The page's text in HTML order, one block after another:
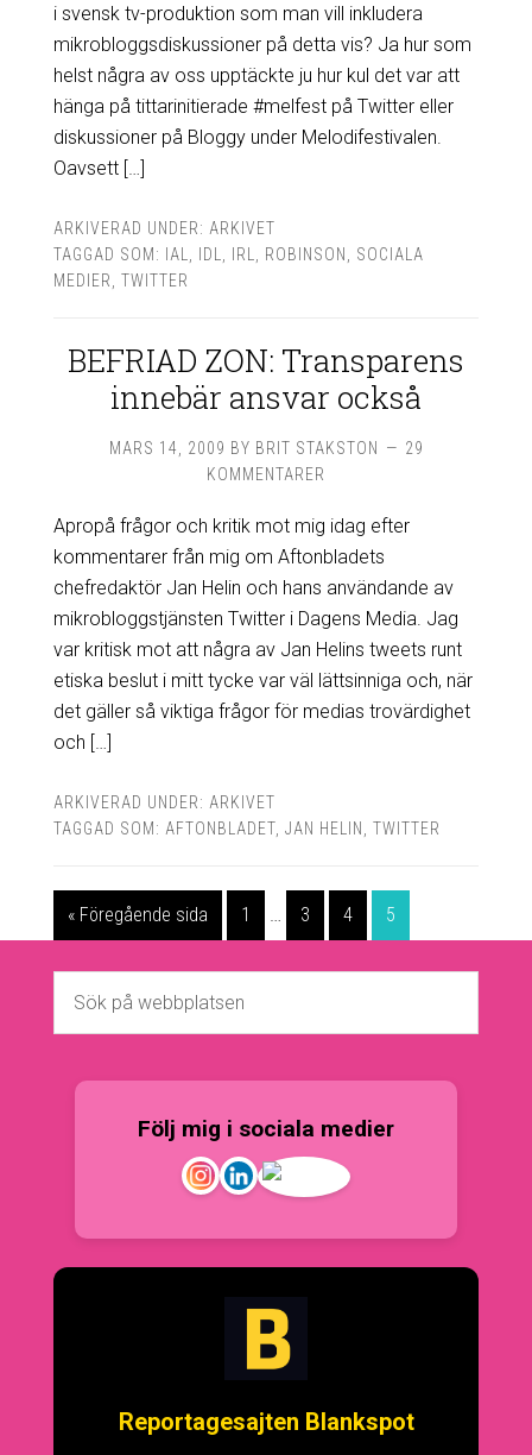
i svensk tv-produktion som man vill inkludera
mikrobloggsdiskussioner på detta vis? Ja hur som
helst några av oss upptäckte ju hur kul det var att
hänga på tittarinitierade #melfest på Twitter eller
diskussioner på Bloggy under Melodifestivalen.
Oavsett […]
ARKIVERAD UNDER: ARKIVET
TAGGAD SOM:
IAL IDL IRL ROBINSON
SOCIALA
MEDIER
TWITTER
BEFRIAD ZON: Transparens
innebär ansvar också
MARS 14, 2009 BY BRIT STAKSTON
29
KOMMENTARER
Apropå frågor och kritik mot mig idag efter
kommentarer från mig om Aftonbladets
chefredaktör Jan Helin och hans användande av
mikrobloggstjänsten Twitter i Dagens Media. Jag
var kritisk mot att några av Jan Helins tweets runt
etiska beslut i mitt tycke var väl lättsinniga och, när
det gäller så viktiga frågor för medias trovärdighet
och […]
ARKIVERAD UNDER: ARKIVET
TAGGAD SOM: AFTONBLADET, JAN HELIN TWITTER
« Föregående sida 1 3 4 5
Följ mig i sociala medier
Reportagesajten Blankspot